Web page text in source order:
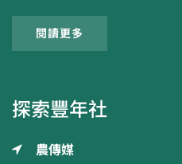
閱讀更多
探索豐年社
農傳媒